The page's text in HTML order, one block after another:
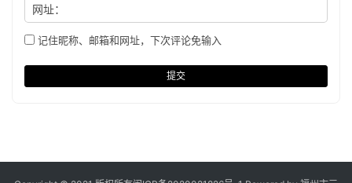
网址：
记住昵称、邮箱和网址，下次评论免输入
提交